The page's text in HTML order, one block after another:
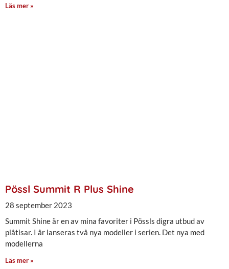
Läs mer »
Pössl Summit R Plus Shine
28 september 2023
Summit Shine är en av mina favoriter i Pössls digra utbud av
plåtisar. I år lanseras två nya modeller i serien. Det nya med
modellerna
Läs mer »